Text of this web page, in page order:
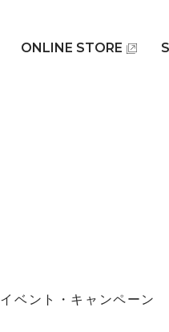
ONLINE STORE
イベント・キャンペーン